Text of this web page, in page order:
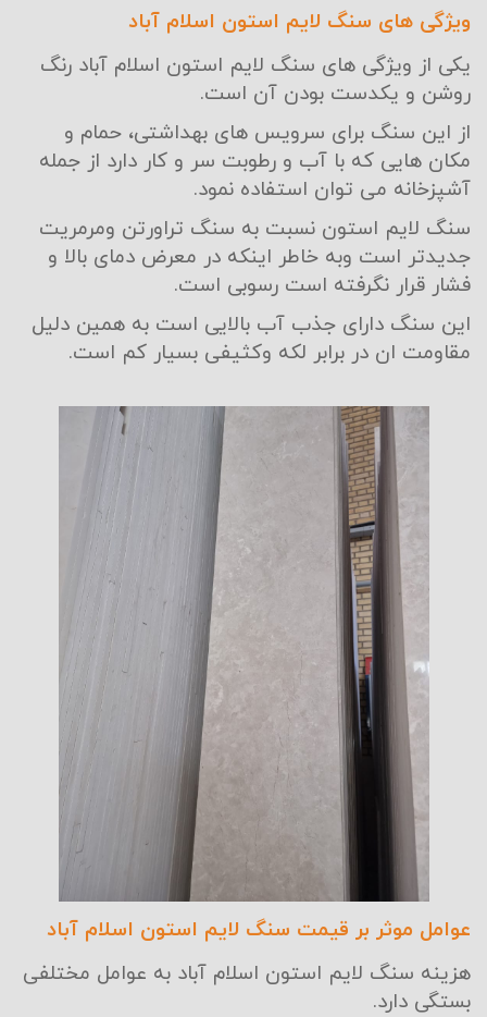
ویژگی های سنگ لایم استون اسلام آباد
یکی از ویژگی های سنگ لایم استون اسلام آباد رنگ
روشن و یکدست بودن آن است.
از این سنگ برای سرویس های بهداشتی، حمام و
مکان هایی که با آب و رطوبت سر و کار دارد از جمله
آشپزخانه می توان استفاده نمود.
سنگ لایم استون نسبت به سنگ تراورتن ومرمریت
جدیدتر است وبه خاطر اینکه در معرض دمای بالا و
فشار قرار نگرفته است رسوبی است.
این سنگ دارای جذب آب بالایی است به همین دلیل
مقاومت ان در برابر لکه وکثیفی بسیار کم است.
عوامل موثر بر قیمت سنگ لایم استون اسلام آباد
هزینه سنگ لایم استون اسلام آباد به عوامل مختلفی
بستگی دارد.